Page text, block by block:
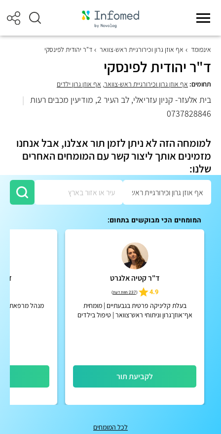
אינפומד אף אוזן גרון וכירורגיית ראש-צוואר ד"ר יהודית לפינסקי
ד"ר יהודית לפינסקי
תחומים: אף אוזן גרון וכירורגיית ראש-צוואר, אף אוזן גרון ילדים
בית אלעזר- קניון עזריאלי, לב העיר 2, מודיעין מכבים רעות
|
0737828846
למומחה הזה לא ניתן לזמן תור אצלנו, אבל אנחנו
מזמינים אותך ליצור קשר עם המומחים האחרים
שלנו:
המומחים הכי מבוקשים בתחום:
ד"ר קטיה אלגרט
4.9
(237 חוות דעת )
בעלת קליניקה פרטית בגבעתיים | מומחית
אף־אוזן־גרון וניתוחי ראש־צוואר | טיפול בילדים
לקביעת תור
מנהל מרפאת
לכל המומחים